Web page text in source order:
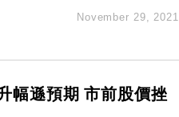
November 29, 2021
幅遜預期 市前股價挫